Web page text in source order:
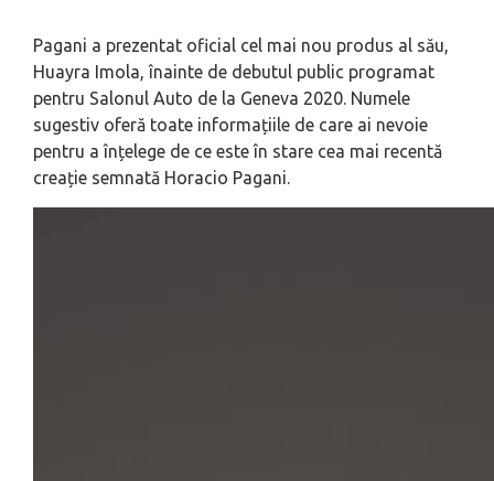
Pagani a prezentat oficial cel mai nou produs al său,
Huayra Imola, înainte de debutul public programat
pentru Salonul Auto de la Geneva 2020. Numele
sugestiv oferă toate informațiile de care ai nevoie
pentru a înțelege de ce este în stare cea mai recentă
creație semnată Horacio Pagani.